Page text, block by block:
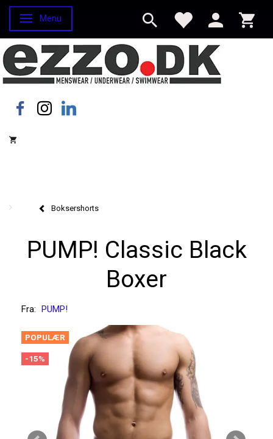
Skifte navigation
Menu
Boksershorts
PUMP! Classic Black
Boxer
Fra: PUMP!
POPULÆR
-15%